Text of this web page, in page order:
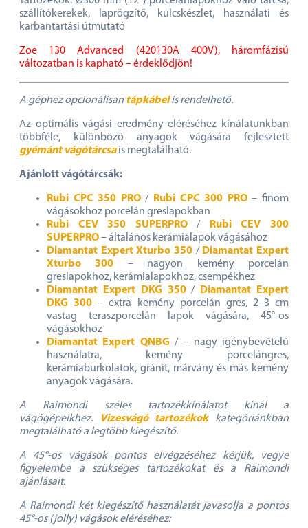
szállítókerekek, laprögzítő, kulcskészlet, használati és
karbantartási útmutató
Zoe 130 Advanced (420130A 400V), háromfázisú
változatban is kapható – érdeklődjön!
A géphez opcionálisan tápkábelis rendelhető.
Az optimális vágási eredmény eléréséhez kínálatunkban
többféle, különböző anyagok vágására fejlesztett
gyémánt vágótárcsais megtalálható.
Ajánlott vágótárcsák:
Rubi CPC 350 PRO/ Rubi CPC 300 PRO– finom
vágásokhoz porcelán greslapokban
Rubi CEV 350 SUPERPRO/ Rubi CEV 300
SUPERPRO– általános kerámialapok vágásához
Diamantat Expert Xturbo 350 / Diamantat Expert
Xturbo 300 – nagyon kemény porcelán
greslapokhoz, kerámialapokhoz, csempékhez
Diamantat Expert DKG 350/ Diamantat Expert
DKG 300 – extra kemény porcelán gres, 2–3 cm
vastag teraszporcelán lapok vágására, 45°-os
vágásokhoz
Diamantat Expert QNBG / – nagy igénybevételű
használatra, kemény porcelángres,
kerámiaburkolatok, gránit, márvány és más kemény
anyagok vágására.
A Raimondi széles tartozékkínálatot kínál a
vágógépeikhez.
Vizesvágó tartozékokkategóriánkban
megtalálható a legtöbb kiegészítő.
A 45°-os vágások pontos elvégzéséhez kérjük, vegye
figyelembe a szükséges tartozékokat és a Raimondi
ajánlásait.
A Raimondi két kiegészítő használatát javasolja a pontos
45°-os (jolly) vágások eléréséhez: